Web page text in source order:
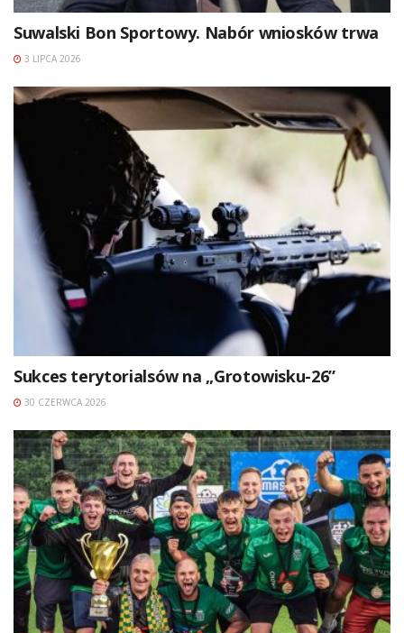
Suwalski Bon Sportowy. Nabór wniosków trwa
3 LIPCA 2026
Sukces terytorialsów na „Grotowisku-26”
30 CZERWCA 2026